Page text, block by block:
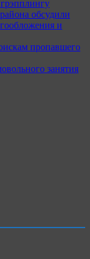
обсудили
и
пропавшего
занятия